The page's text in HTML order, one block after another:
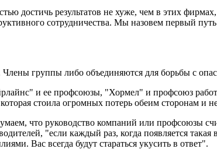
достичь результатов не хуже, чем в этих
сотрудничества. Мы назовем первый
Члены группы либо объединяются для борьбы с
и ее профсоюзы, "Хормел" и профсоюз
стоила огромных потерь обеим сторонам и
что руководство компаний или профсоюзы
"если каждый раз, когда появляется
Вас всегда будут стараться укусить в ответ".